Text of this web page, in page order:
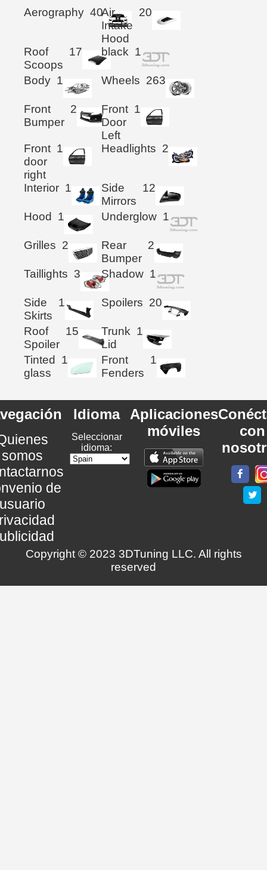
Aerography 40Air
Intake
Hood
20
Roof
Scoops
17 black 1
Body 1 Wheels 263
Front
Bumper
2
Front
Door
Left
1
Front
door
right
1 Headlights 2
Interior 1
Side
Mirrors
12
Hood 1 Underglow 1
Grilles 2
Rear
Bumper
2
Taillights 3 Shadow 1
Side
Skirts
1 Spoilers 20
Roof
Spoiler
15
Trunk
Lid
1
Tinted
glass
1
Front
Fenders
1
somos
de
Idioma
Seleccionar
idioma:
Aplicaciones
móviles
con
Copyright © 2023 3DTuning LLC. All rights
reserved